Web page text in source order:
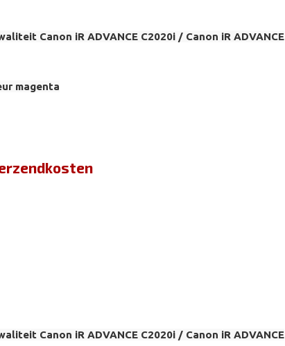
Canon iR ADVANCE C2020i / Canon iR ADVANCE
magenta
Canon iR ADVANCE C2020i / Canon iR ADVANCE